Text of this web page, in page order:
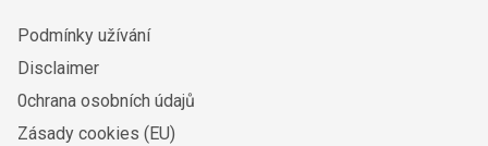
Podmínky užívání
Disclaimer
0chrana osobních údajů
Zásady cookies (EU)